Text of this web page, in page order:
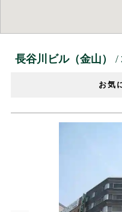
長谷川ビル（金山） /
お気